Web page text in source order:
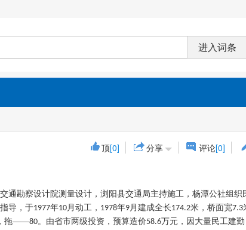
顶[0] 分享 评论[0]
通勘察设计院测量设计，浏阳县交通局主持施工，杨潭公社组织
导，于1977年10月动工， 1978年9月建成全长174.2米，桥面宽7.3
，拖——80。由省市两级投资，预算造价58.6万元，因大量民工建